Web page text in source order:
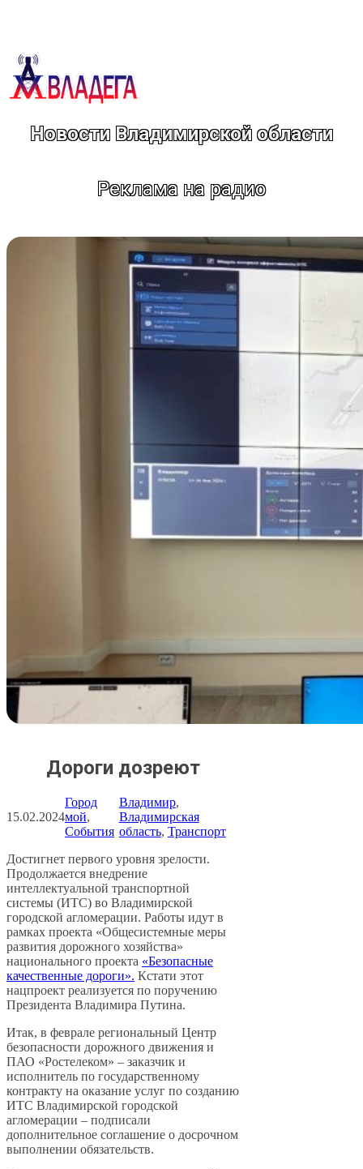
Новости Владимирской области
Реклама на радио
Дороги дозреют
15.02.2024
Город
мой
События
Владимир
Владимирская
область, Транспорт
Достигнет первого уровня зрелости.
Продолжается внедрение
интеллектуальной транспортной
системы (ИТС) во Владимирской
городской агломерации. Работы идут в
рамках проекта «Общесистемные меры
развития дорожного хозяйства»
национального проекта «Безопасные
качественные дороги». Кстати этот
нацпроект реализуется по поручению
Президента Владимира Путина.
Итак, в феврале региональный Центр
безопасности дорожного движения и
ПАО «Ростелеком» – заказчик и
исполнитель по государственному
контракту на оказание услуг по созданию
ИТС Владимирской городской
агломерации – подписали
дополнительное соглашение о досрочном
выполнении обязательств.